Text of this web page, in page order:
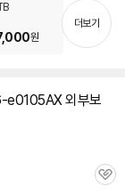
기
원
더보기
e0105AX외부보
관